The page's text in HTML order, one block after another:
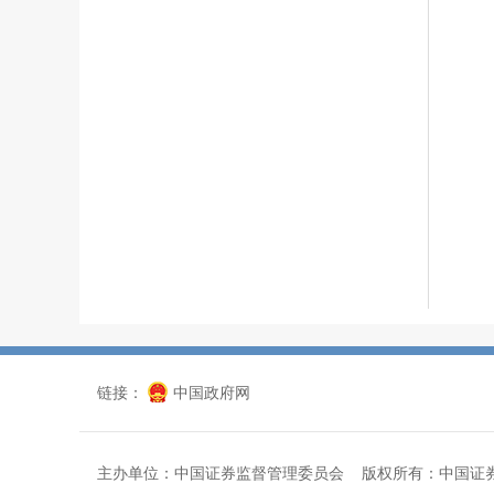
链接： 中国政府网
主办单位：中国证券监督管理委员会 版权所有：中国证